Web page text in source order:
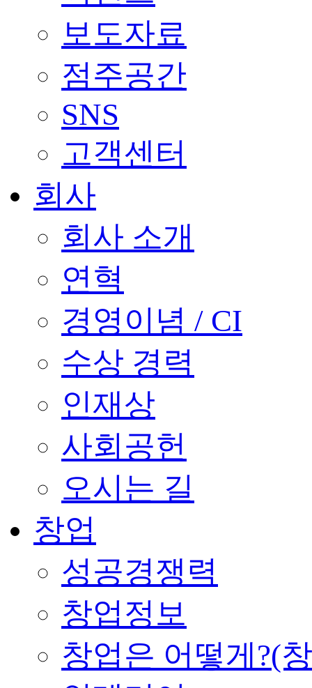
보도자료
점주공간
SNS
고객센터
회사
회사 소개
연혁
경영이념 / CI
수상 경력
인재상
사회공헌
오시는 길
창업
성공경쟁력
창업정보
창업은 어떻게?(